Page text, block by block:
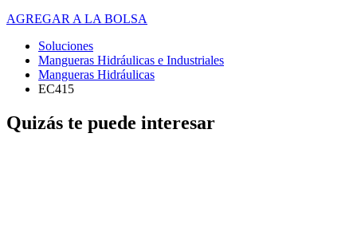
AGREGAR A LA BOLSA
Soluciones
Mangueras Hidráulicas e Industriales
Mangueras Hidráulicas
EC415
Quizás te puede interesar